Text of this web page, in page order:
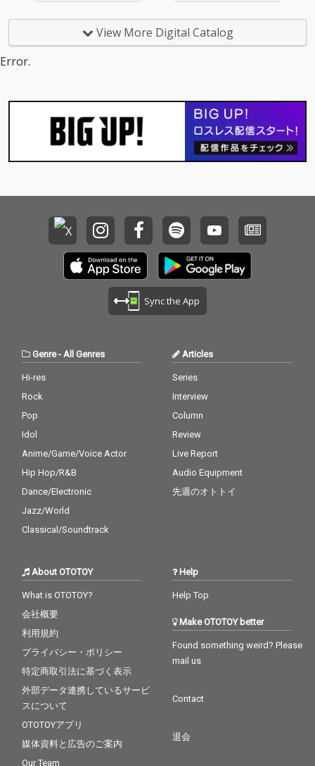
View More Digital Catalog
Error.
Sync the App
Genre- All Genres
Hi-res
Rock
Pop
Idol
Anime/Game/Voice Actor
Hip Hop/R&B
Dance/Electronic
Jazz/World
Classical/Soundtrack
Articles
Series
Interview
Column
Review
Live Report
Audio Equipment
先週のオトトイ
About OTOTOY
What is OTOTOY?
会社概要
利用規約
プライバシー・ポリシー
特定商取引法に基づく表示
外部データ連携しているサービ
スについて
OTOTOYアプリ
媒体資料と広告のご案内
Our Team
Help
Help Top
Make OTOTOY better
Found something weird? Please
mail us
Contact
退会